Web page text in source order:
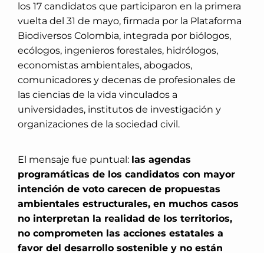
los 17 candidatos que participaron en la primera
vuelta del 31 de mayo, firmada por la Plataforma
Biodiversos Colombia, integrada por biólogos,
ecólogos, ingenieros forestales, hidrólogos,
economistas ambientales, abogados,
comunicadores y decenas de profesionales de
las ciencias de la vida vinculados a
universidades, institutos de investigación y
organizaciones de la sociedad civil.
El mensaje fue puntual: las agendas
programáticas de los candidatos con mayor
intención de voto carecen de propuestas
ambientales estructurales, en muchos casos
no interpretan la realidad de los territorios,
no comprometen las acciones estatales a
favor del desarrollo sostenible y no están